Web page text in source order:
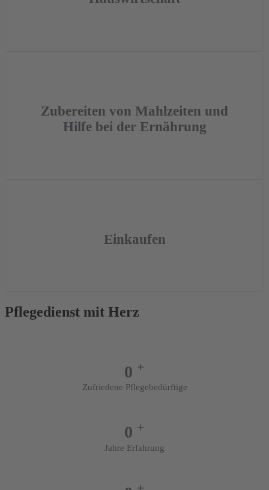
Zubereiten von Mahlzeiten und
Hilfe bei der Ernährung
Einkaufen
Pflegedienst mit Herz
0 +
Zufriedene Pflegebedürftige
0 +
Jahre Erfahrung